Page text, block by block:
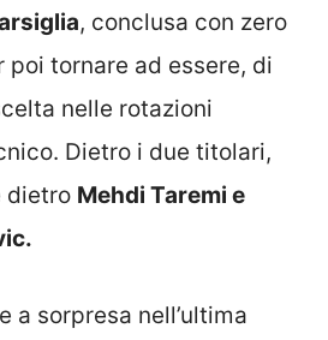
, conclusa con zero
poi tornare ad essere, di
nelle rotazioni
Dietro i due titolari,
dietro Mehdi Taremi e
a sorpresa nell’ultima